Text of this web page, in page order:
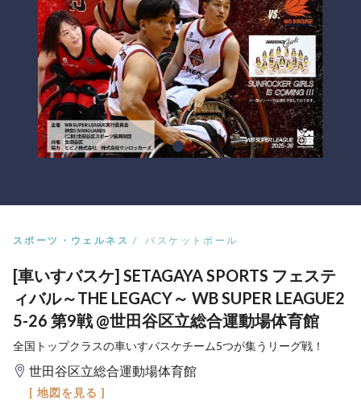
スポーツ・ウェルネス バスケットボール
[車いすバスケ] SETAGAYA SPORTS フェステ
ィバル～THE LEGACY～ WB SUPER LEAGUE2
5-26 第9戦 @世田谷区立総合運動場体育館
全国トップクラスの車いすバスケチーム5つが集うリーグ戦！
世田谷区立総合運動場体育館
[ 地図を見る ]